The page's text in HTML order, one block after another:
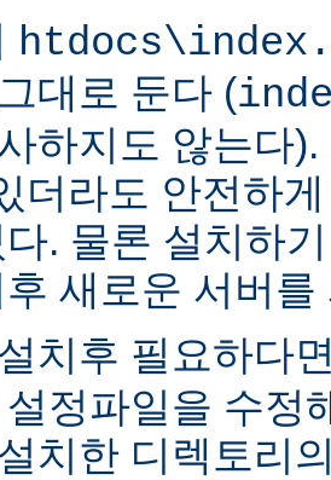
대로 둔다 (
하지도 않는다
더라도 안전하
. 물론 설치하
후 새로운 서버
치후 필요하다
정파일을 수정
치한 디렉토리